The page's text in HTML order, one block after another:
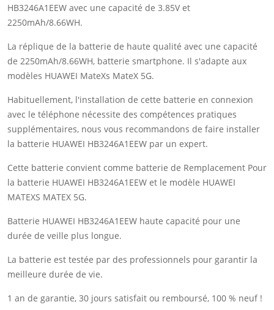
HB3246A1EEW avec une capacité de 3.85V et
2250mAh/8.66WH.
La réplique de la batterie de haute qualité avec une capacité
de 2250mAh/8.66WH, batterie smartphone. Il s'adapte aux
modèles HUAWEI MateXs MateX 5G.
Habituellement, l'installation de cette batterie en connexion
avec le téléphone nécessite des compétences pratiques
supplémentaires, nous vous recommandons de faire installer
la batterie HUAWEI HB3246A1EEW par un expert.
Cette batterie convient comme batterie de Remplacement Pour
la batterie HUAWEI HB3246A1EEW et le modèle HUAWEI
MATEXS MATEX 5G.
Batterie HUAWEI HB3246A1EEW haute capacité pour une
durée de veille plus longue.
La batterie est testée par des professionnels pour garantir la
meilleure durée de vie.
1 an de garantie, 30 jours satisfait ou remboursé, 100 % neuf !